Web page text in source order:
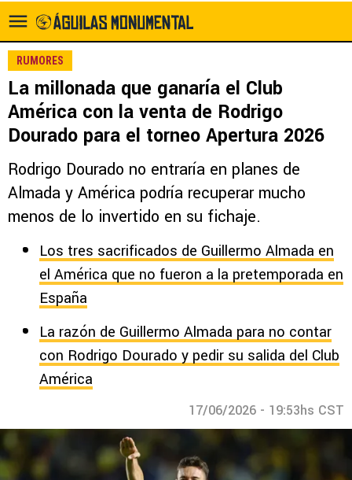
RUMORES
La millonada que ganaría el Club
América con la venta de Rodrigo
Dourado para el torneo Apertura 2026
Rodrigo Dourado no entraría en planes de
Almada y América podría recuperar mucho
menos de lo invertido en su fichaje.
Los tres sacrificados de Guillermo Almada en
el América que no fueron a la pretemporada en
España
La razón de Guillermo Almada para no contar
con Rodrigo Dourado y pedir su salida del Club
América
17/06/2026 - 19:53hs CST